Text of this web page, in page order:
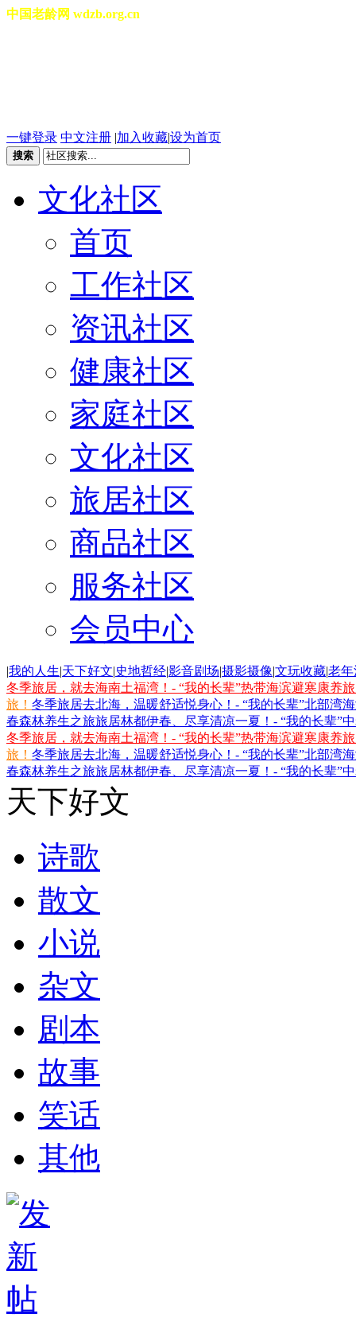
中国老龄网 wdzb.org.cn
一键登录 中文注册 |加入收藏|设为首页
搜索
文化社区
首页
工作社区
资讯社区
健康社区
家庭社区
文化社区
旅居社区
商品社区
服务社区
会员中心
|我的人生|天下好文|史地哲经|影音剧场|摄影摄像|文玩收藏|老
冬季旅居，就去海南土福湾！- “我的长辈”热带海滨避寒康养
旅！ 冬季旅居去北海，温暖舒适悦身心！- “我的长辈”北部湾
春森林养生之旅旅居林都伊春、尽享清凉一夏！- “我的长辈”
冬季旅居，就去海南土福湾！- “我的长辈”热带海滨避寒康养
旅！ 冬季旅居去北海，温暖舒适悦身心！- “我的长辈”北部湾
春森林养生之旅旅居林都伊春、尽享清凉一夏！- “我的长辈”
天下好文
诗歌
散文
小说
杂文
剧本
故事
笑话
其他